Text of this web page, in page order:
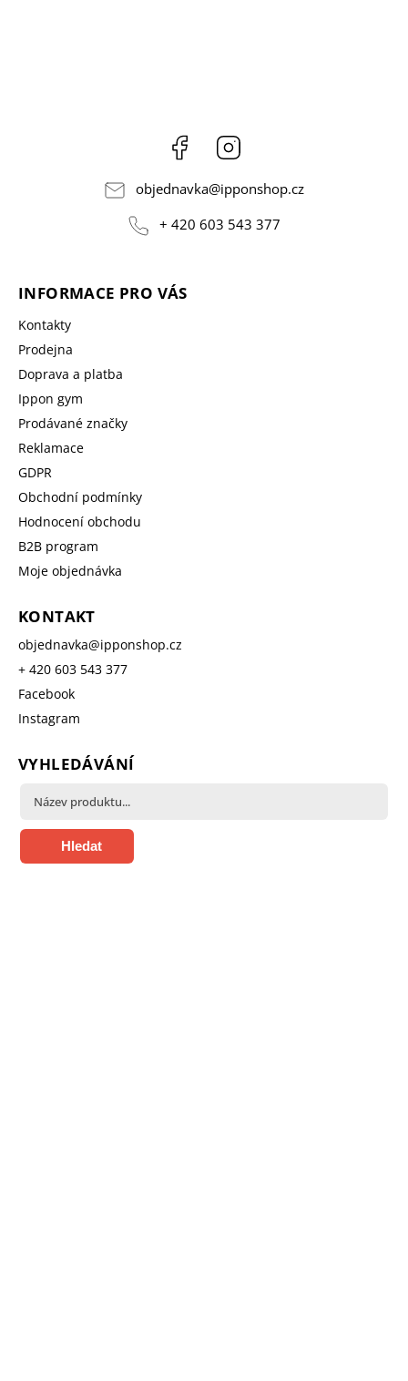
Facebook
objednavka@ipponshop.cz
+ 420 603 543 377
INFORMACE PRO VÁS
Kontakty
Prodejna
Doprava a platba
Ippon gym
Prodávané značky
Reklamace
GDPR
Obchodní podmínky
Hodnocení obchodu
B2B program
Moje objednávka
KONTAKT
objednavka@ipponshop.cz
+ 420 603 543 377
Facebook
Instagram
VYHLEDÁVÁNÍ
Hledat